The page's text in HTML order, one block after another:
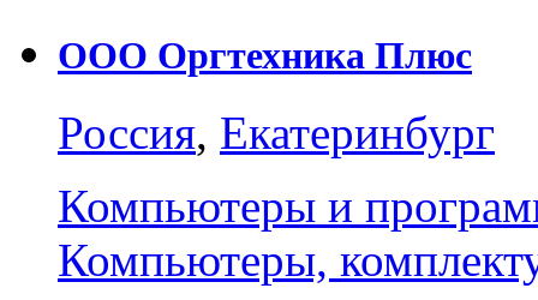
ООО Оргтехника Плюс
Россия, Екатеринбург
Компьютеры и
Компьютеры,